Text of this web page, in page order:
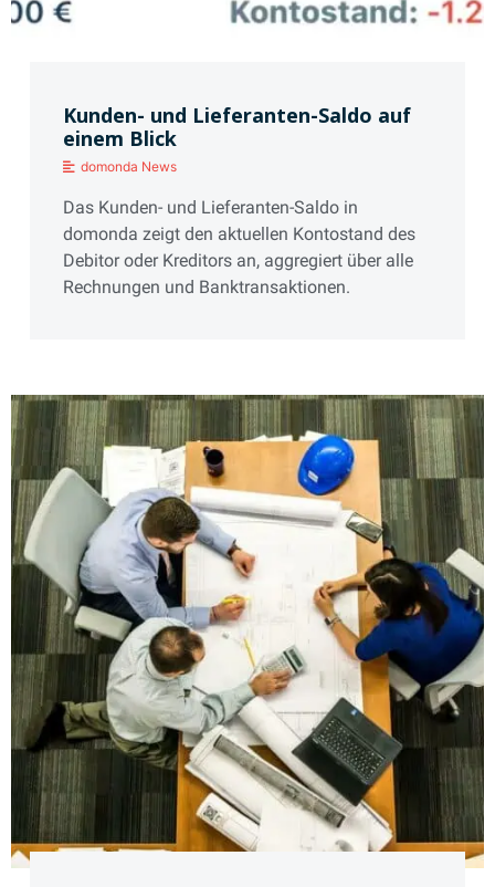
Kunden- und Lieferanten-Saldo auf
einem Blick
domonda News
Das Kunden- und Lieferanten-Saldo in
domonda zeigt den aktuellen Kontostand des
Debitor oder Kreditors an, aggregiert über alle
Rechnungen und Banktransaktionen.